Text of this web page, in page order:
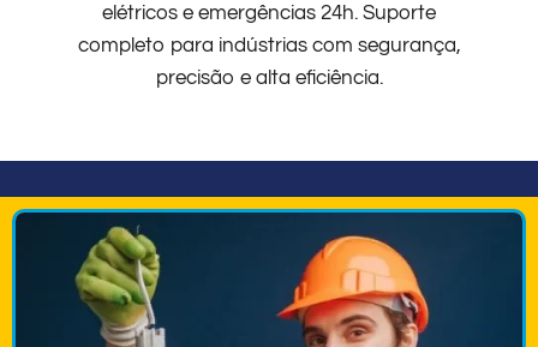
elétricos e emergências 24h. Suporte
completo para indústrias com segurança,
precisão e alta eficiência.